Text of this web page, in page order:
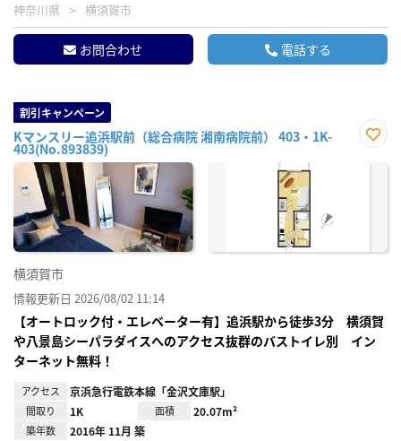
神奈川県 横須賀市
お問合わせ 電話する
割引キャンペーン
Kマンスリー追浜駅前（総合病院 湘南病院前） 403・1K-
403(No.893839)
に入
横須賀市
情報更新日 2026/08/02 11:14
【オートロック付・エレベーター有】追浜駅から徒歩3分 横須賀
や八景島シーパラダイスへのアクセス抜群のバストイレ別 イン
ターネット無料！
アクセス 京浜急行電鉄本線「金沢文庫駅」
間取り 1K 面積 20.07m²
築年数 2016年 11月 築